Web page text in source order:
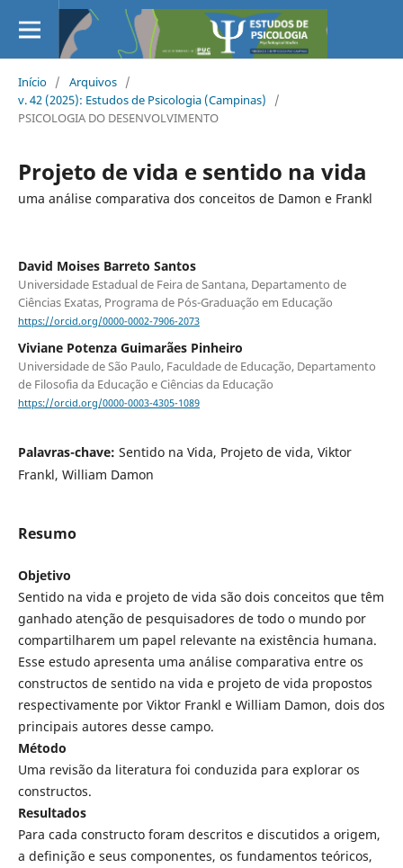
Início / Arquivos /
v. 42 (2025): Estudos de Psicologia (Campinas)
/
PSICOLOGIA DO DESENVOLVIMENTO
Projeto de vida e sentido na vida
uma análise comparativa dos conceitos de Damon e Frankl
David Moises Barreto Santos
Universidade Estadual de Feira de Santana, Departamento de
Ciências Exatas, Programa de Pós-Graduação em Educação
https://orcid.org/0000-0002-7906-2073
Viviane Potenza Guimarães Pinheiro
Universidade de São Paulo, Faculdade de Educação, Departamento
de Filosofia da Educação e Ciências da Educação
https://orcid.org/0000-0003-4305-1089
Palavras-chave: Sentido na Vida, Projeto de vida, Viktor
Frankl, William Damon
Resumo
Objetivo
Sentido na vida e projeto de vida são dois conceitos que têm
ganhado atenção de pesquisadores de todo o mundo por
compartilharem um papel relevante na existência humana.
Esse estudo apresenta uma análise comparativa entre os
constructos de sentido na vida e projeto de vida propostos
respectivamente por Viktor Frankl e William Damon, dois dos
principais autores desse campo.
Método
Uma revisão da literatura foi conduzida para explorar os
constructos.
Resultados
Para cada constructo foram descritos e discutidos a origem,
a definição e seus componentes, os fundamentos teóricos,